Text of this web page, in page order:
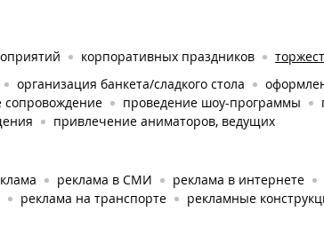
корпоративных праздников
организация банкета/сладкого стола
сопровождение
проведение шоу-программы
привлечение аниматоров, ведущих
реклама в СМИ реклама в интернете
реклама на транспорте рекламные